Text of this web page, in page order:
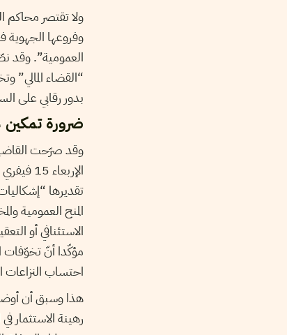
ولا تقتصر محاكم
وفروعها الجهوية
العمومية”. وقد
“القضاء المالي”
بدور رقابي على
ضرورة تمكين
وقد صرّحت
تقديرها
المنح العمومية
الاستئنافي أو
مؤكّدا أنّ تخوّفات
احتساب النزاعات
هذا وسبق أن
رهينة الاستثمار